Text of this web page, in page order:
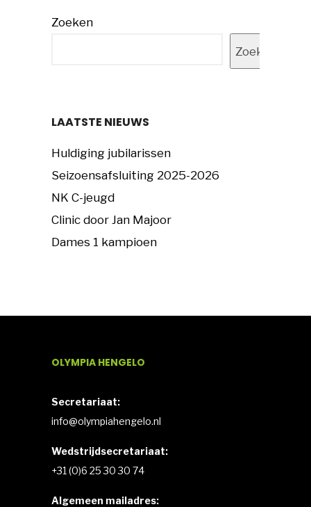
Zoeken
Zoeken
LAATSTE NIEUWS
Huldiging jubilarissen
Seizoensafsluiting 2025-2026
NK C-jeugd
Clinic door Jan Majoor
Dames 1 kampioen
OLYMPIA HENGELO
Secretariaat:
info@olympiahengelo.nl
Wedstrijdsecretariaat:
+31 (0)6 25 30 30 74
Algemeen mailadres: